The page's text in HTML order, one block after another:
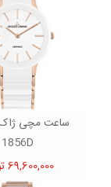
1856D
69,600,000 تومان